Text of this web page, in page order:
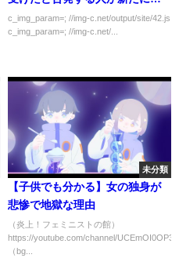
れる！！！
c_img_param=; //img-c.net/output/site/42.js
c_img_param=; //img-c.net/...
未分類
【子供でも分かる】女の独身が
悲惨で地獄な理由
（炎上！フェミニストの館）
https://youtube.com/channel/
（bg...